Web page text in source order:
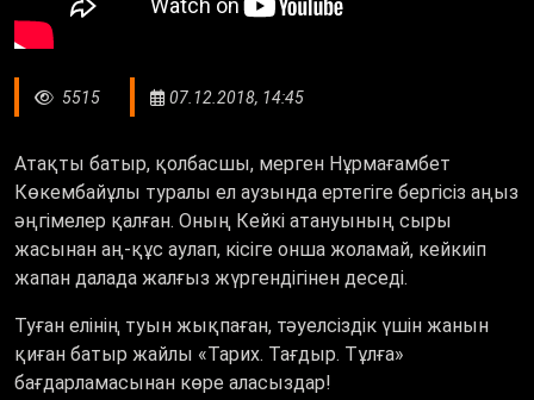
5515 07.12.2018, 14:45
Атақты батыр, қолбасшы, мерген Нұрмағамбет
Көкембайұлы туралы ел аузында ертегіге бергісіз аңыз
әңгімелер қалған. Оның Кейкі атануының сыры
жасынан аң-құс аулап, кісіге онша жоламай, кейкиіп
жапан далада жалғыз жүргендігінен деседі.
Туған елінің туын жықпаған, тәуелсіздік үшін жанын
қиған батыр жайлы «Тарих. Тағдыр. Тұлға»
бағдарламасынан көре аласыздар!